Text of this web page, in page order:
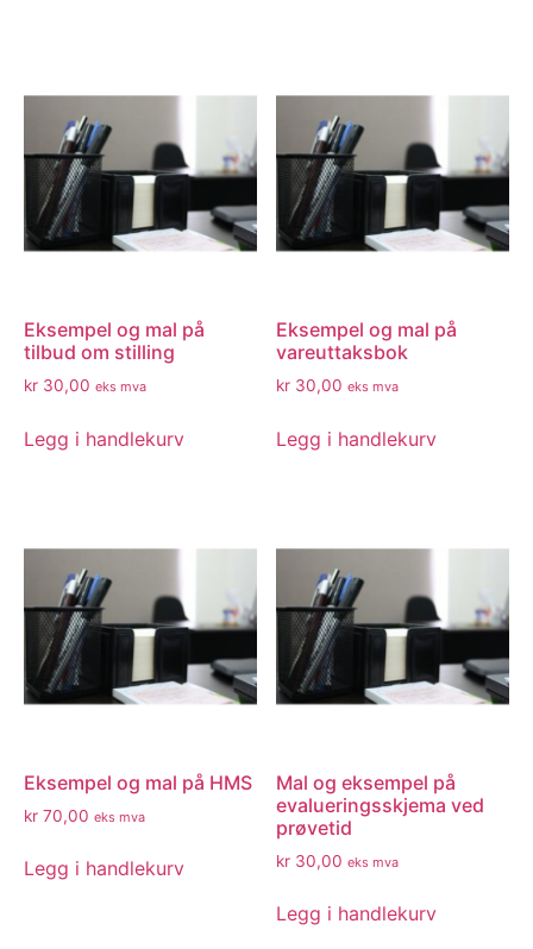
Eksempel og mal på
tilbud om stilling
kr 30,00 eks mva
Legg i handlekurv
Eksempel og mal på
vareuttaksbok
kr 30,00 eks mva
Legg i handlekurv
Eksempel og mal på HMS
kr 70,00 eks mva
Legg i handlekurv
Mal og eksempel på
evalueringsskjema ved
prøvetid
kr 30,00 eks mva
Legg i handlekurv